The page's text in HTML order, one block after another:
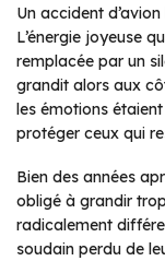
Un accident
L’énergie joyeuse
remplacée par un
grandit alors aux
les émotions
protéger ceux qui
Bien des années
obligé à grandir
radicalement
soudain perdu de